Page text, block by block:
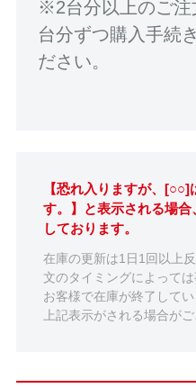
※2台分以上のご注
台分ずつ購入手続
ださい。
【恐れ入りますが、
す。】と表示される場
しております。
在庫の更新は1日1回以上
文のタイミングによって
お客様で在庫が終了して
上記表示がされる場合が